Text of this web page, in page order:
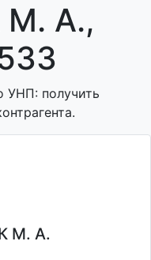
А.,
УНП: получить
М. А.